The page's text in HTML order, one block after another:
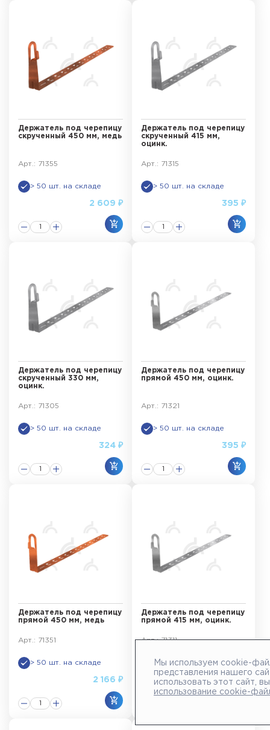
Держатель под черепицу
скрученный 450 мм, медь
Арт.: 71355
> 50 шт. на складе
2 609 ₽
Держатель под черепицу
скрученный 415 мм,
оцинк.
Арт.: 71315
> 50 шт. на складе
395 ₽
Держатель под черепицу
скрученный 330 мм,
оцинк.
Арт.: 71305
> 50 шт. на складе
324 ₽
Держатель под черепицу
прямой 450 мм, оцинк.
Арт.: 71321
> 50 шт. на складе
395 ₽
Держатель под черепицу
прямой 450 мм, медь
Арт.: 71351
> 50 шт. на складе
2 166 ₽
Держатель под черепицу
прямой 415 мм, оцинк.
Арт.: 71311
> 50 шт. на складе
360 ₽
Мы используем cookie-
представления нашего
использовать этот сайт,
использование cookie-